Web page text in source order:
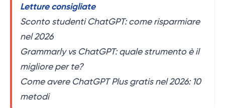
Letture consigliate
Sconto studenti ChatGPT: come risparmiare
nel 2026
Grammarly vs ChatGPT: quale strumento è il
migliore per te?
Come avere ChatGPT Plus gratis nel 2026: 10
metodi